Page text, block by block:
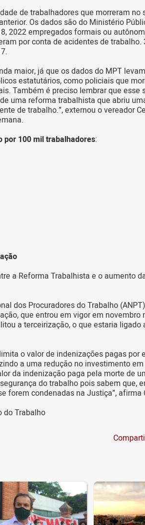
de trabalhadores que morreram no
Os dados são do Ministério
2022 empregados formais ou
por conta de acidentes de trabalho.
maior, já que os dados do MPT
estatutários, como policiais que
Também é preciso lembrar que esse
uma reforma trabalhista que abriu
de trabalho.”, externou o vereador
por 100 mil trabalhadores:
a Reforma Trabalhista e o aumento
dos Procuradores do Trabalho
que entrou em vigor em novembro
a terceirização, o que estaria ligado
o valor de indenizações pagas por
a uma redução no investimento em
da indenização paga pela morte de
do trabalho pois sabem que,
forem condenadas na Justiça”, afirma
do Trabalho